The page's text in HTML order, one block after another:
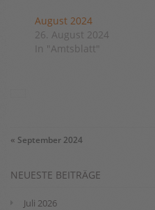
August 2024
26. August 2024
In "Amtsblatt"
« September 2024
NEUESTE BEITRÄGE
Juli 2026